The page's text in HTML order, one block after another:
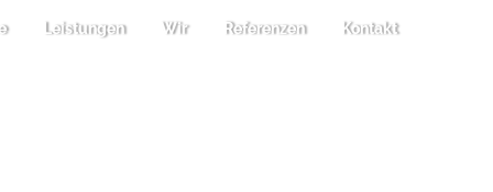
Leistungen Wir Referenzen Kontakt